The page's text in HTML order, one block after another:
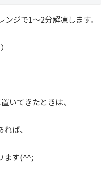
ジで1～2分解凍します。
いてきたときは、
ば、
ます(^^;